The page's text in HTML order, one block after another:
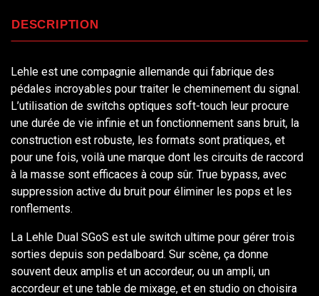
DESCRIPTION
Lehle est une compagnie allemande qui fabrique des
pédales incroyables pour traiter le cheminement du signal.
L’utilisation de switchs optiques soft-touch leur procure
une durée de vie infinie et un fonctionnement sans bruit, la
construction est robuste, les formats sont pratiques, et
pour une fois, voilà une marque dont les circuits de raccord
à la masse sont efficaces à coup sûr. True bypass, avec
suppression active du bruit pour éliminer les pops et les
ronflements.
La Lehle Dual SGoS est ule switch ultime pour gérer trois
sorties depuis son pedalboard. Sur scène, ça donne
souvent deux amplis et un accordeur, ou un ampli, un
accordeur et une table de mixage, et en studio on choisira